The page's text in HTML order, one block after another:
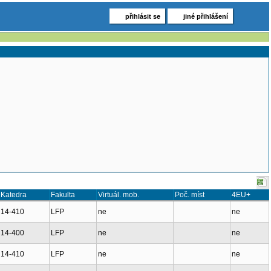
přihlásit se jiné přihlášení
Katedra Fakulta Virtuál. mob. Poč. míst
4EU+
14-410 LFP ne ne
14-400 LFP ne ne
14-410 LFP ne ne